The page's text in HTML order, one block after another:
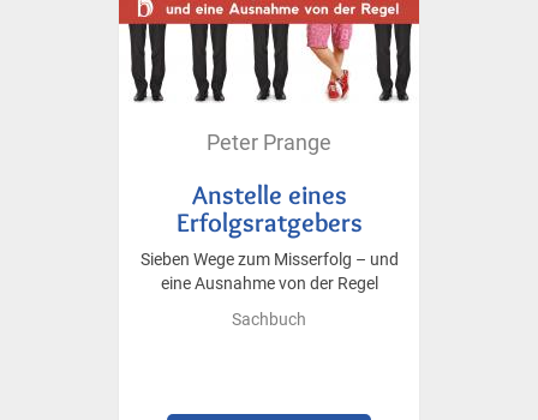
Peter Prange
Anstelle eines
Erfolgsratgebers
Sieben Wege zum Misserfolg – und
eine Ausnahme von der Regel
Sachbuch